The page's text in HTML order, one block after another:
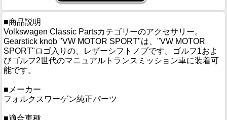
■商品説明
Volkswagen Classic Partsカテゴリーのアクセサリー。
Gearstick knob "VW MOTOR SPORT"は、"VW MOTOR
SPORT"ロゴ入りの、レザーシフトノブです。ゴルフ1およ
びゴルフ2世代のマニュアルトランスミッション車に装着可
能です。
■メーカー
フォルクスワーゲン純正パーツ